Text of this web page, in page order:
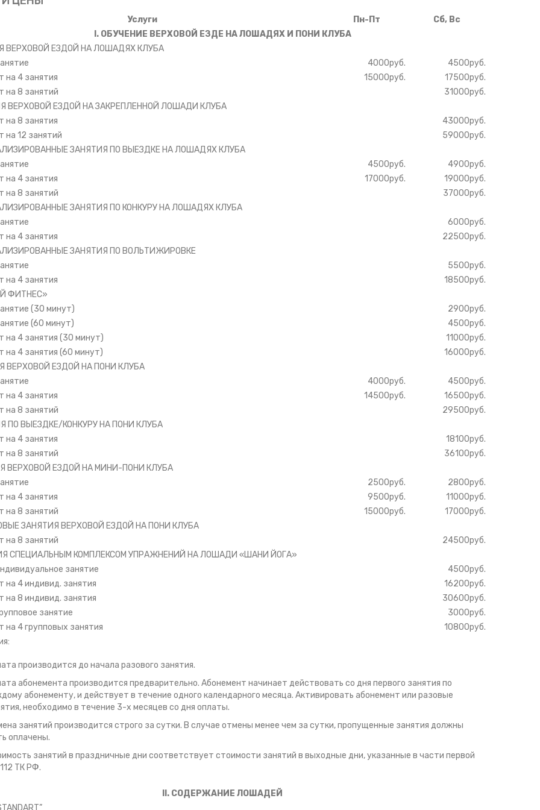
Услуги Пн-Пт
Сб, Вс
I. ОБУЧЕНИЕ ВЕРХОВОЙ ЕЗДЕ НА ЛОШАДЯХ И ПОНИ КЛУБА
ВЕРХОВОЙ ЕЗДОЙ НА ЛОШАДЯХ КЛУБА
4000руб.
4500руб.
на 4 занятия
15000руб.
17500руб.
на 8 занятий
31000руб.
ВЕРХОВОЙ ЕЗДОЙ НА ЗАКРЕПЛЕННОЙ ЛОШАДИ КЛУБА
на 8 занятия
43000руб.
на 12 занятий
59000руб.
ЗАНЯТИЯ ПО ВЫЕЗДКЕ НА ЛОШАДЯХ КЛУБА
4500руб.
4900руб.
на 4 занятия
17000руб.
19000руб.
на 8 занятий
37000руб.
ЗАНЯТИЯ ПО КОНКУРУ НА ЛОШАДЯХ КЛУБА
6000руб.
на 4 занятия
22500руб.
ЗАНЯТИЯ ПО ВОЛЬТИЖИРОВКЕ
5500руб.
на 4 занятия
18500руб.
ФИТНЕС»
(30 минут)
2900руб.
(60 минут)
4500руб.
на 4 занятия (30 минут)
11000руб.
на 4 занятия (60 минут)
16000руб.
ВЕРХОВОЙ ЕЗДОЙ НА ПОНИ КЛУБА
4000руб.
4500руб.
на 4 занятия
14500руб.
16500руб.
на 8 занятий
29500руб.
ПО ВЫЕЗДКЕ/КОНКУРУ НА ПОНИ КЛУБА
на 4 занятия
18100руб.
на 8 занятий
36100руб.
ВЕРХОВОЙ ЕЗДОЙ НА МИНИ-ПОНИ КЛУБА
2500руб.
2800руб.
на 4 занятия
9500руб.
11000руб.
на 8 занятий
15000руб.
17000руб.
ЗАНЯТИЯ ВЕРХОВОЙ ЕЗДОЙ НА ПОНИ КЛУБА
на 8 занятий
24500руб.
СПЕЦИАЛЬНЫМ КОМПЛЕКСОМ УПРАЖНЕНИЙ НА ЛОШАДИ «ШАНИ ЙОГА»
занятие
4500руб.
на 4 индивид. занятия
16200руб.
на 8 индивид. занятия
30600руб.
занятие
3000руб.
на 4 групповых занятия
10800руб.
производится до начала разового занятия.
абонемента производится предварительно. Абонемент начинает действовать со дня первого занятия по
абонементу, и действует в течение одного календарного месяца. Активировать абонемент или разовые
необходимо в течение 3-х месяцев со дня оплаты.
занятий производится строго за сутки. В случае отмены менее чем за сутки, пропущенные занятия должны
оплачены.
занятий в праздничные дни соответствует стоимости занятий в выходные дни, указанные в части первой
ТК РФ.
II. СОДЕРЖАНИЕ ЛОШАДЕЙ